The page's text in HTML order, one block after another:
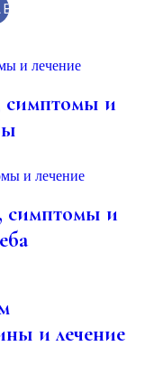
симптомы и
симптомы и
и лечение